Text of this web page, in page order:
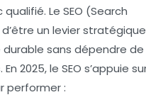
Le SEO (Search
un levier stratégique
sans dépendre de
2025, le SEO s’appuie
performer :